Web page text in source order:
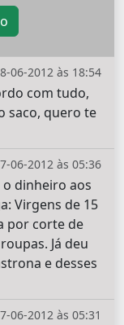
06-2012 às 18:54
com tudo,
saco, quero te
06-2012 às 05:36
o dinheiro aos
Virgens de 15
por corte de
Já deu
e desses
06-2012 às 05:31